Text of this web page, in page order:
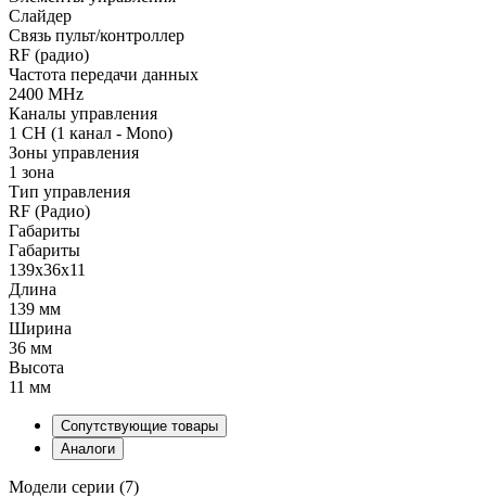
Слайдер
Связь пульт/контроллер
RF (радио)
Частота передачи данных
2400 MHz
Каналы управления
1 CH (1 канал - Mono)
Зоны управления
1 зона
Тип управления
RF (Радио)
Габариты
Габариты
139x36x11
Длина
139 мм
Ширина
36 мм
Высота
11 мм
Сопутствующие товары
Аналоги
Модели серии (7)